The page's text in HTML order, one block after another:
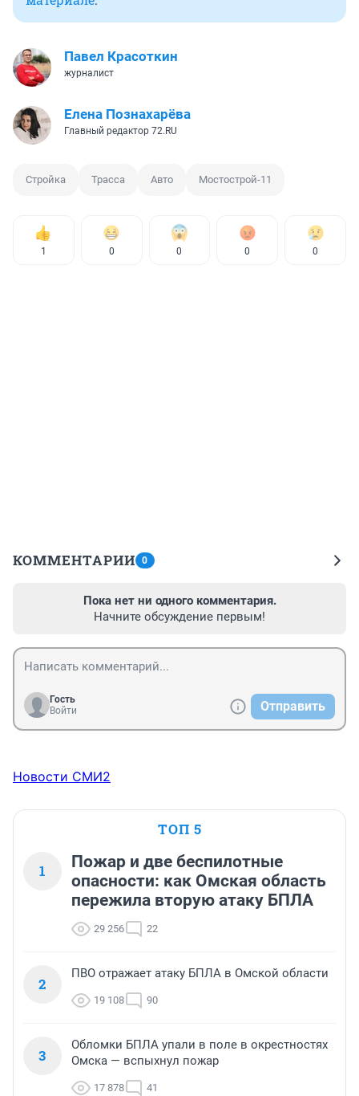
Павел Красоткин
журналист
Елена Познахарёва
Главный редактор 72.RU
Стройка Трасса Авто Мостострой-11
1 0 0 0 0
КОММЕНТАРИИ 0
Пока нет ни одного комментария.
Начните обсуждение первым!
Гость
Войти
Отправить
Новости СМИ2
ТОП 5
1
Пожар и две беспилотные
опасности: как Омская область
пережила вторую атаку БПЛА
29 256 22
2
ПВО отражает атаку БПЛА в Омской области
19 108 90
3
Обломки БПЛА упали в поле в окрестностях
Омска — вспыхнул пожар
17 878 41